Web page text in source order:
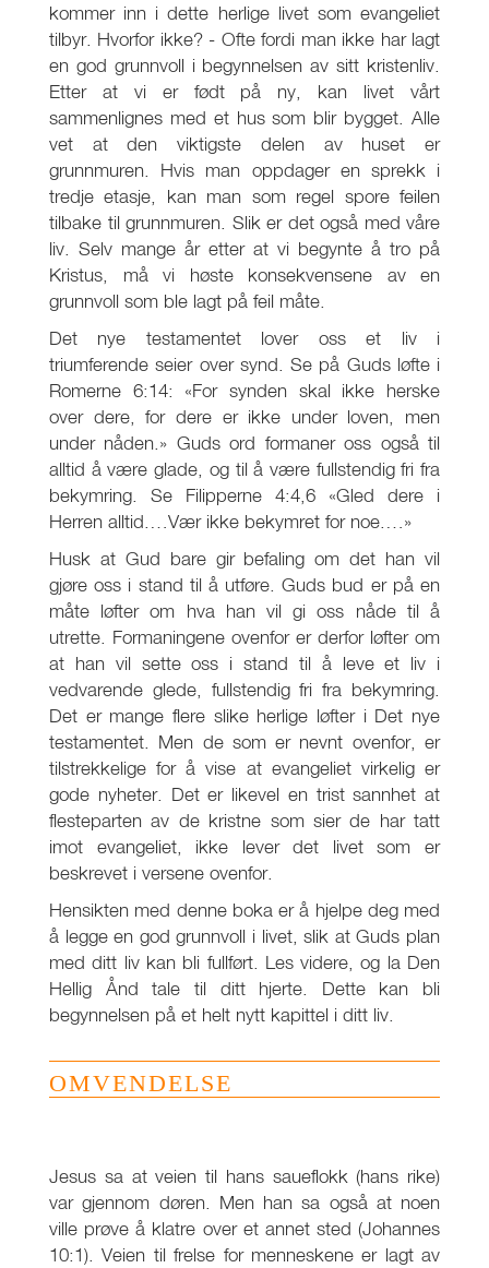
kommer inn i dette herlige livet som evangeliet
tilbyr. Hvorfor ikke? - Ofte fordi man ikke har lagt
en god grunnvoll i begynnelsen av sitt kristenliv.
Etter at vi er født på ny, kan livet vårt
sammenlignes med et hus som blir bygget. Alle
vet at den viktigste delen av huset er
grunnmuren. Hvis man oppdager en sprekk i
tredje etasje, kan man som regel spore feilen
tilbake til grunnmuren. Slik er det også med våre
liv. Selv mange år etter at vi begynte å tro på
Kristus, må vi høste konsekvensene av en
grunnvoll som ble lagt på feil måte.
Det nye testamentet lover oss et liv i
triumferende seier over synd. Se på Guds løfte i
Romerne 6:14: «For synden skal ikke herske
over dere, for dere er ikke under loven, men
under nåden.» Guds ord formaner oss også til
alltid å være glade, og til å være fullstendig fri fra
bekymring. Se Filipperne 4:4,6 «Gled dere i
Herren alltid.…Vær ikke bekymret for noe.…»
Husk at Gud bare gir befaling om det han vil
gjøre oss i stand til å utføre. Guds bud er på en
måte løfter om hva han vil gi oss nåde til å
utrette. Formaningene ovenfor er derfor løfter om
at han vil sette oss i stand til å leve et liv i
vedvarende glede, fullstendig fri fra bekymring.
Det er mange flere slike herlige løfter i Det nye
testamentet. Men de som er nevnt ovenfor, er
tilstrekkelige for å vise at evangeliet virkelig er
gode nyheter. Det er likevel en trist sannhet at
flesteparten av de kristne som sier de har tatt
imot evangeliet, ikke lever det livet som er
beskrevet i versene ovenfor.
Hensikten med denne boka er å hjelpe deg med
å legge en god grunnvoll i livet, slik at Guds plan
med ditt liv kan bli fullført. Les videre, og la Den
Hellig Ånd tale til ditt hjerte. Dette kan bli
begynnelsen på et helt nytt kapittel i ditt liv.
OMVENDELSE
Jesus sa at veien til hans saueflokk (hans rike)
var gjennom døren. Men han sa også at noen
ville prøve å klatre over et annet sted (Johannes
10:1). Veien til frelse for menneskene er lagt av